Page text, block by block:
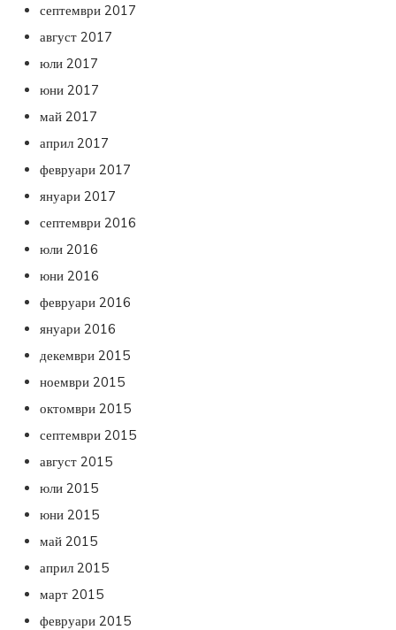
септември 2017
август 2017
юли 2017
юни 2017
май 2017
април 2017
февруари 2017
януари 2017
септември 2016
юли 2016
юни 2016
февруари 2016
януари 2016
декември 2015
ноември 2015
октомври 2015
септември 2015
август 2015
юли 2015
юни 2015
май 2015
април 2015
март 2015
февруари 2015